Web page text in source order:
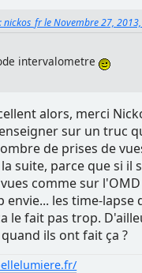
nickos_fr le Novembre 27,
intervalometre
alors, merci
sur un truc
de prises de
suite, parce que si il
comme sur l'OMD
envie... les time-lapse
le fait pas trop.
ils ont fait ça ?